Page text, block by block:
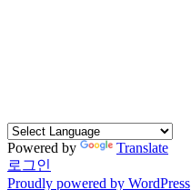
Powered by
Translate
로그인
Proudly powered by WordPress